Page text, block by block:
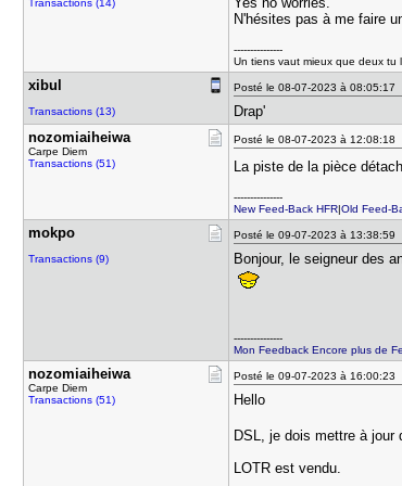
Transactions (14)
N'hésites pas à me faire
---------------
Un tiens vaut mieux que deux tu
xibul
Transactions (13)
Posté le 08-07-2023 à 08:05:17
Drap'
nozomiaihe​iwa
Carpe Diem
Transactions (51)
Posté le 08-07-2023 à 12:08:18
La piste de la pièce
---------------
New Feed-Back HFR|Old Feed-
mokpo
Transactions (9)
Posté le 09-07-2023 à 13:38:59
Bonjour, le seigneur des
---------------
Mon Feedback Encore plus de
nozomiaihe​iwa
Carpe Diem
Transactions (51)
Posté le 09-07-2023 à 16:00:23
Hello
DSL, je dois mettre à
LOTR est vendu.